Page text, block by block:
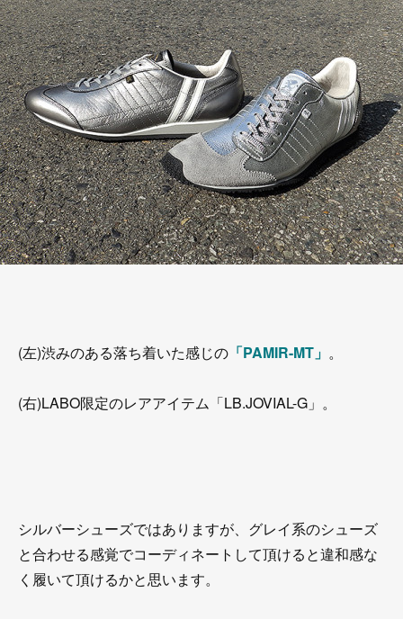
(左)渋みのある落ち着いた感じの 「PAMIR-MT」 。
(右)LABO限定のレアアイテム「LB.JOVIAL-G」。
シルバーシューズではありますが、グレイ系のシューズ
と合わせる感覚でコーディネートして頂けると違和感な
く履いて頂けるかと思います。